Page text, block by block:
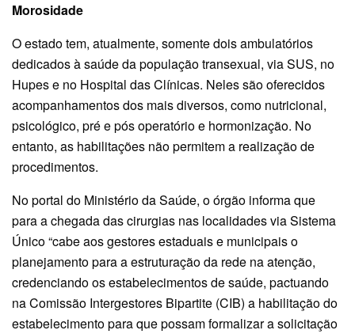
Morosidade
O estado tem, atualmente, somente dois ambulatórios
dedicados à saúde da população transexual, via SUS, no
Hupes e no Hospital das Clínicas. Neles são oferecidos
acompanhamentos dos mais diversos, como nutricional,
psicológico, pré e pós operatório e hormonização. No
entanto, as habilitações não permitem a realização de
procedimentos.
No portal do Ministério da Saúde, o órgão informa que
para a chegada das cirurgias nas localidades via Sistema
Único “cabe aos gestores estaduais e municipais o
planejamento para a estruturação da rede na atenção,
credenciando os estabelecimentos de saúde, pactuando
na Comissão Intergestores Bipartite (CIB) a habilitação do
estabelecimento para que possam formalizar a solicitação